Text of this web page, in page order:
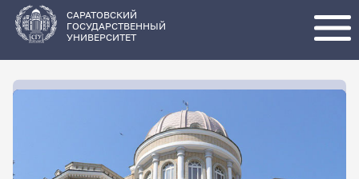
основному
содержанию
САРАТОВСКИЙ
ГОСУДАРСТВЕННЫЙ
УНИВЕРСИТЕТ